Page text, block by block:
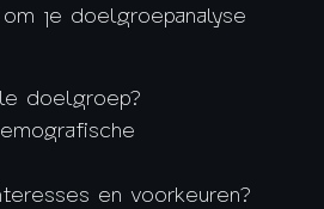
je doelgroepanalyse
doelgroep?
en voorkeuren?